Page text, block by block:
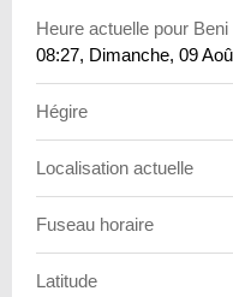
Heure actuelle pour Beni
08:27, Dimanche, 09
Hégire
Localisation actuelle
Fuseau horaire
Latitude